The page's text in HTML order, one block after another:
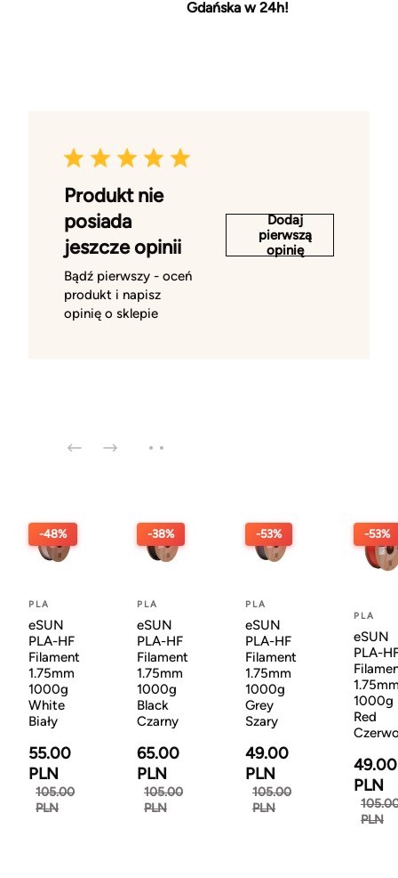
Gdańska w 24h!
Produkt nie
posiada
jeszcze opinii
Bądź pierwszy - oceń
produkt i napisz
opinię o sklepie
Dodaj
pierwszą
opinię
-48%
PLA
eSUN
PLA-HF
Filament
1.75mm
1000g
White
Biały
55.00
PLN
105.00
PLN
-38%
PLA
eSUN
PLA-HF
Filament
1.75mm
1000g
Black
Czarny
65.00
PLN
105.00
PLN
-53%
PLA
eSUN
PLA-HF
Filament
1.75mm
1000g
Grey
Szary
49.00
PLN
105.00
PLN
-53%
PLA
eSUN
PLA-
1000g
Red
49.00
PLN
PLN